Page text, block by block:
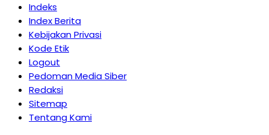
Indeks
Index Berita
Kebijakan Privasi
Kode Etik
Logout
Pedoman Media Siber
Redaksi
Sitemap
Tentang Kami